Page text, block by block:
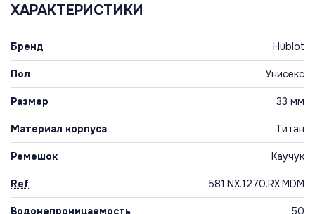
ХАРАКТЕРИСТИКИ
Бренд Hublot
Пол Унисекс
Размер 33 мм
Материал корпуса Титан
Ремешок Каучук
Ref 581.NX.1270.RX.MDM
Водонепроницаемость 50